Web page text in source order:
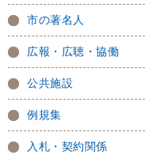
市の著名人
広報・広聴・協働
公共施設
例規集
入札・契約関係